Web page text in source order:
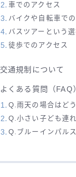
車でのアクセス
バイクや自転車で
バスツアーという
徒歩でのアクセス
交通規制について
よくある質問（FAQ
Q.雨天の場合はど
Q.小さい子ども連
Q.ブルーインパル